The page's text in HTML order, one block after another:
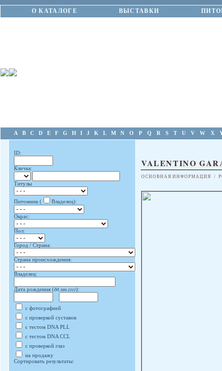
О КАТАЛОГЕ ВЫСТАВКИ
A B C D E F G H I J K L M N O P Q R S T U V W X
ID:
Кличка:
Титулы
Питомник ( Владелец):
Окрас:
Пол:
Город / Страна:
Страна происхождения:
Владелец:
Дата рождения (дд.мм.гггг):
с фотографией
с проверкой суставов
с тестом DNA PLL
с тестом DNA CCL
с проверкой глаз
на продажу
Сортировать результаты:
VALENTINO
ОСНОВНАЯ ИНФОРМАЦИЯ /